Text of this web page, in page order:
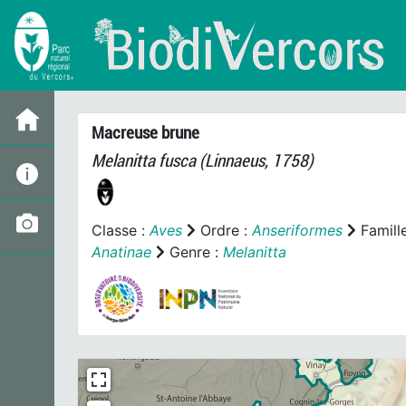
Macreuse brune
Melanitta fusca(Linnaeus, 1758)
Classe :Aves Ordre :Anseriformes
Anatinae
Genre : Melanitta